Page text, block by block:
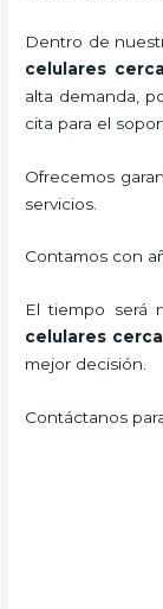
Dentro de
celulares
alta demanda,
cita para el
Ofrecemos
servicios.
Contamos con
El tiempo será
celulares
mejor decisión.
Contáctanos